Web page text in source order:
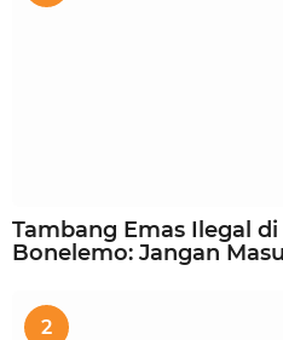
Tambang Emas Ilegal
Bonelemo: Jangan
2